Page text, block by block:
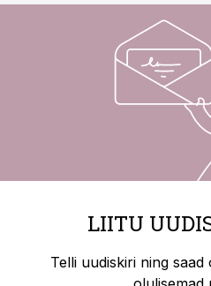
LIITU
Telli uudiskiri ning